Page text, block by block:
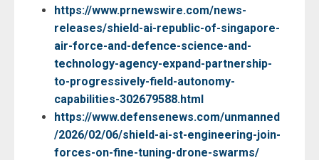
https://www.prnewswire.com/news-
releases/shield-ai-republic-of-singapore-
air-force-and-defence-science-and-
technology-agency-expand-partnership-
to-progressively-field-autonomy-
capabilities-302679588.html
https://www.defensenews.com/unmanned
/2026/02/06/shield-ai-st-engineering-join-
forces-on-fine-tuning-drone-swarms/